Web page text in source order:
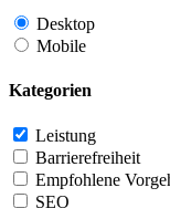
Desktop
Mobile
Kategorien
Leistung
Barrierefreiheit
Empfohlene
SEO